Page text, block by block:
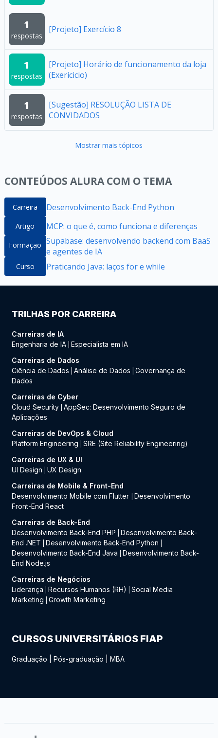
1
respostas
[Projeto] Exercício 8
1
respostas
[Projeto] Horário de funcionamento da loja
(Exericicio)
1
respostas
[Sugestão] RESOLUÇÃO LISTA DE
CONVIDADOS
Mostrar mais tópicos
CONTEÚDOS ALURA COM O TEMA
Carreira Desenvolvimento Back-End Python
Artigo MCP: o que é, como funciona e diferenças
Formação Supabase: desenvolvendo backend com BaaS
e agentes de IA
Curso Praticando Java: laços for e while
TRILHAS POR CARREIRA
Carreiras de IA
Engenharia de IA Especialista em IA
Carreiras de Dados
Ciência de Dados
Análise de Dados
Governança de
Dados
Carreiras de Cyber
Cloud Security AppSec: Desenvolvimento Seguro de
Aplicações
Carreiras de DevOps & Cloud
Platform Engineering
SRE (Site Reliability Engineering)
Carreiras de UX & UI
UI Design
UX Design
Carreiras de Mobile & Front-End
Desenvolvimento Mobile com Flutter
Desenvolvimento
Front-End React
Carreiras de Back-End
Desenvolvimento Back-End PHP
Desenvolvimento Back-
End .NET
Desenvolvimento Back-End Python
Desenvolvimento Back-End Java
Desenvolvimento Back-
End Node.js
Carreiras de Negócios
Liderança
Recursos Humanos (RH)
Social Media
Marketing
Growth Marketing
CURSOS UNIVERSITÁRIOS FIAP
Graduação Pós-graduação MBA